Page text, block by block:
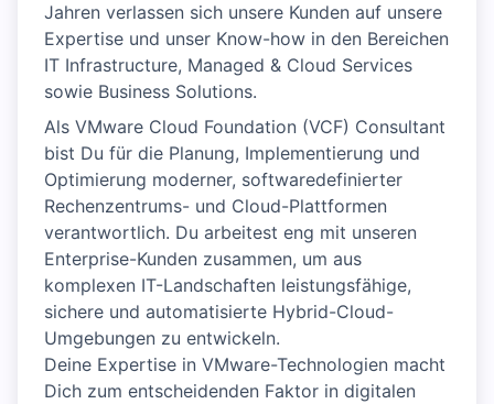
Jahren verlassen sich unsere Kunden auf unsere
Expertise und unser Know-how in den Bereichen
IT Infrastructure, Managed & Cloud Services
sowie Business Solutions.
Als VMware Cloud Foundation (VCF) Consultant
bist Du für die Planung, Implementierung und
Optimierung moderner, softwaredefinierter
Rechenzentrums- und Cloud-Plattformen
verantwortlich. Du arbeitest eng mit unseren
Enterprise-Kunden zusammen, um aus
komplexen IT-Landschaften leistungsfähige,
sichere und automatisierte Hybrid-Cloud-
Umgebungen zu entwickeln.
Deine Expertise in VMware-Technologien macht
Dich zum entscheidenden Faktor in digitalen